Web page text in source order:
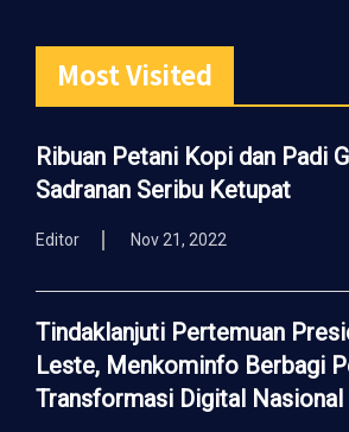
Most Visited
Ribuan Petani Kopi dan Padi
Sadranan Seribu Ketupat
Editor Nov 21, 2022
Tindaklanjuti Pertemuan
Leste, Menkominfo Berbagi
Transformasi Digital Nasional